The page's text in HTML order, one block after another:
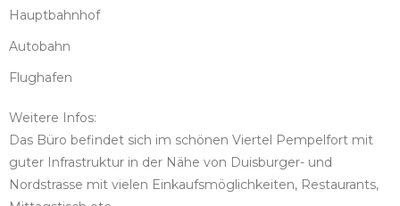
Hauptbahnhof
Autobahn
Flughafen
Weitere Infos:
Das Büro befindet sich im schönen Viertel Pempelfort mit
guter Infrastruktur in der Nähe von Duisburger- und
Nordstrasse mit vielen Einkaufsmöglichkeiten, Restaurants,